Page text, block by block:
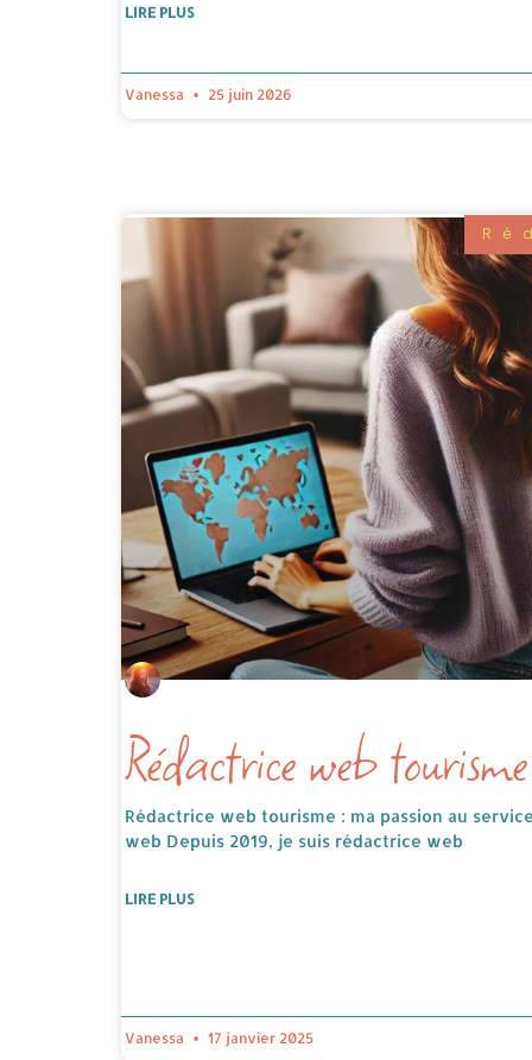
LIRE PLUS
Vanessa 25 juin 2026
Rédactrice web tourisme
Rédactrice web tourisme : ma passion au
web Depuis 2019, je suis rédactrice web
LIRE PLUS
Vanessa 17 janvier 2025